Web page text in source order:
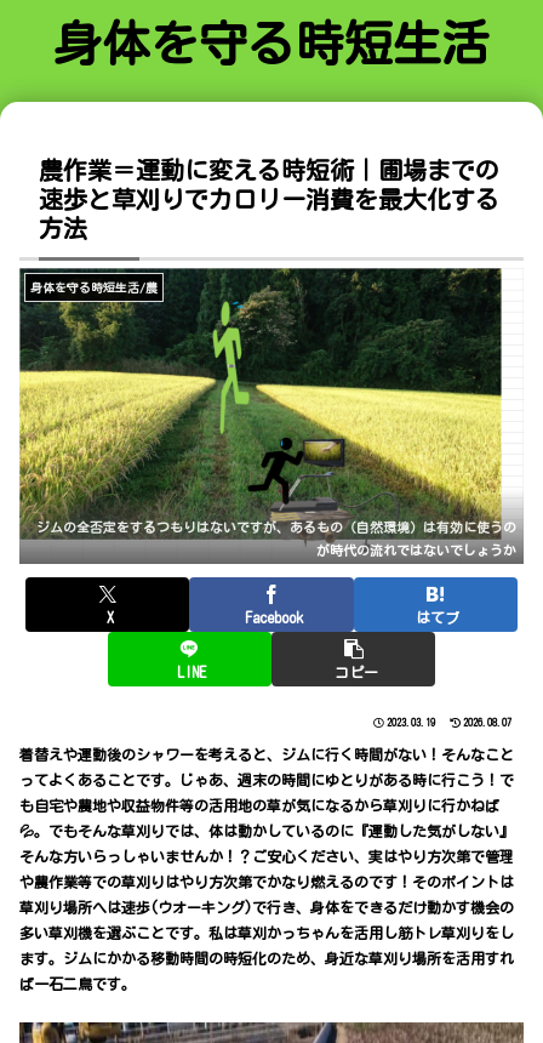
身体を守る時短生活
農作業＝運動に変える時短術｜圃場までの
速歩と草刈りでカロリー消費を最大化する
方法
身体を守る時短生活/農
ジムの全否定をするつもりはないですが、あるもの（自然環境）は有効に使うの
が時代の流れではないでしょうか
X Facebook はてブ
LINE コピー
2023.03.19 2026.08.07
着替えや運動後のシャワーを考えると、ジムに行く時間がない！そんなこと
ってよくあることです。じゃあ、週末の時間にゆとりがある時に行こう！で
も自宅や農地や収益物件等の活用地の草が気になるから草刈りに行かねば
💦。でもそんな草刈りでは、体は動かしているのに『運動した気がしない』
そんな方いらっしゃいませんか！？ご安心ください、実はやり方次第で管理
や農作業等での草刈りはやり方次第でかなり燃えるのです！そのポイントは
草刈り場所へは速歩(ウオーキング)で行き、身体をできるだけ動かす機会の
多い草刈機を選ぶことです。私は草刈かっちゃんを活用し筋トレ草刈りをし
ます。ジムにかかる移動時間の時短化のため、身近な草刈り場所を活用すれ
ば一石二鳥です。